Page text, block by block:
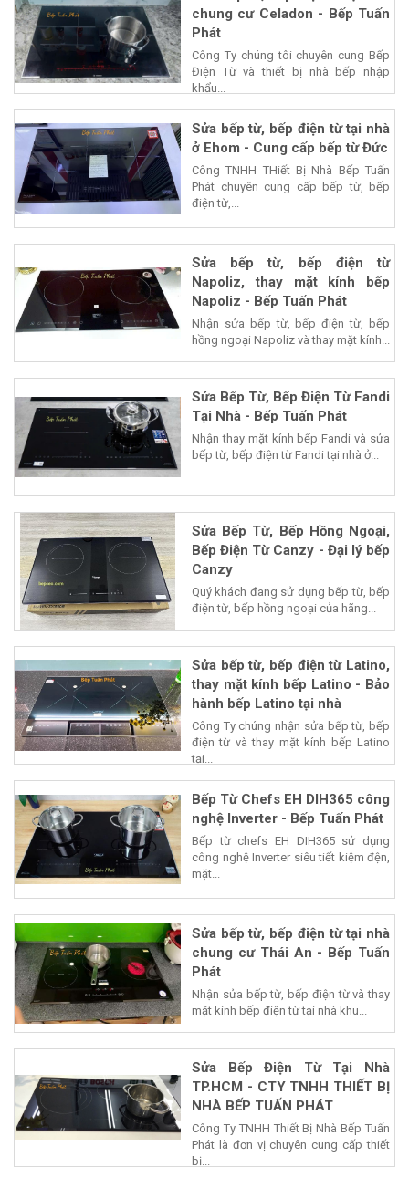
chung cư Celadon - Bếp Tuấn
Phát
Công Ty chúng tôi chuyên cung Bếp
Điện Từ và thiết bị nhà bếp nhập
khẩu...
Sửa bếp từ, bếp điện từ tại nhà
ở Ehom - Cung cấp bếp từ Đức
Công TNHH THiết Bị Nhà Bếp Tuấn
Phát chuyên cung cấp bếp từ, bếp
điện từ,...
Sửa bếp từ, bếp điện từ
Napoliz, thay mặt kính bếp
Napoliz - Bếp Tuấn Phát
Nhận sửa bếp từ, bếp điện từ, bếp
hồng ngoại Napoliz và thay mặt kính...
Sửa Bếp Từ, Bếp Điện Từ Fandi
Tại Nhà - Bếp Tuấn Phát
Nhận thay mặt kính bếp Fandi và sửa
bếp từ, bếp điện từ Fandi tại nhà ở...
Sửa Bếp Từ, Bếp Hồng Ngoại,
Bếp Điện Từ Canzy - Đại lý bếp
Canzy
Quý khách đang sử dụng bếp từ, bếp
điện từ, bếp hồng ngoại của hãng...
Sửa bếp từ, bếp điện từ Latino,
thay mặt kính bếp Latino - Bảo
hành bếp Latino tại nhà
Công Ty chúng nhận sửa bếp từ, bếp
điện từ và thay mặt kính bếp Latino
tại...
Bếp Từ Chefs EH DIH365 công
nghệ Inverter - Bếp Tuấn Phát
Bếp từ chefs EH DIH365 sử dụng
công nghệ Inverter siêu tiết kiệm đện,
mặt...
Sửa bếp từ, bếp điện từ tại nhà
chung cư Thái An - Bếp Tuấn
Phát
Nhận sửa bếp từ, bếp điện từ và thay
mặt kính bếp điện từ tại nhà khu...
Sửa Bếp Điện Từ Tại Nhà
TP.HCM - CTY TNHH THIẾT BỊ
NHÀ BẾP TUẤN PHÁT
Công Ty TNHH Thiết Bị Nhà Bếp Tuấn
Phát là đơn vị chuyên cung cấp thiết
bị...